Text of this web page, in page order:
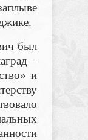
был
–
и